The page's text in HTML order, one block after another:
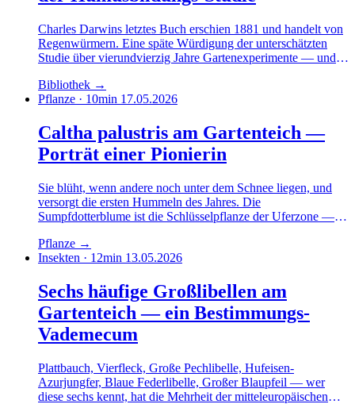
Charles Darwins letztes Buch erschien 1881 und handelt von
Regenwürmern. Eine späte Würdigung der unterschätzten
Studie über vierundvierzig Jahre Gartenexperimente — und
inzwischen weiß.
Bibliothek →
Pflanze · 10min 17.05.2026
Caltha palustris am Gartenteich —
Porträt einer Pionierin
Sie blüht, wenn andere noch unter dem Schnee liegen, und
versorgt die ersten Hummeln des Jahres. Die
Sumpfdotterblume ist die Schlüsselpflanze der Uferzone —
Unrecht ihren eigenen Namen hat.
Pflanze →
Insekten · 12min 13.05.2026
Sechs häufige Großlibellen am
Gartenteich — ein Bestimmungs-
Vademecum
Plattbauch, Vierfleck, Große Pechlibelle, Hufeisen-
Azurjungfer, Blaue Federlibelle, Großer Blaupfeil — wer
diese sechs kennt, hat die Mehrheit der mitteleuropäischen